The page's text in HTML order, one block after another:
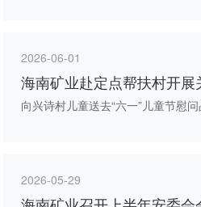
2026-06-01
海南矿业赴定点帮扶村开
动
向兴诗村儿童送去“六一”儿童节慰
2026-05-29